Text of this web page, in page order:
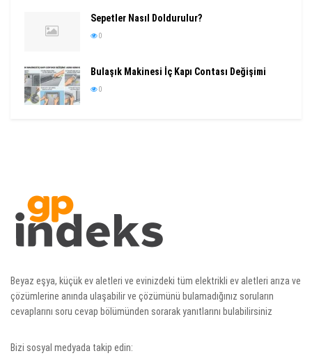
Sepetler Nasıl Doldurulur?
0
Bulaşık Makinesi İç Kapı Contası Değişimi
0
Beyaz eşya, küçük ev aletleri ve evinizdeki tüm elektrikli ev aletleri arıza ve
çözümlerine anında ulaşabilir ve çözümünü bulamadığınız soruların
cevaplarını soru cevap bölümünden sorarak yanıtlarını bulabilirsiniz
Bizi sosyal medyada takip edin: